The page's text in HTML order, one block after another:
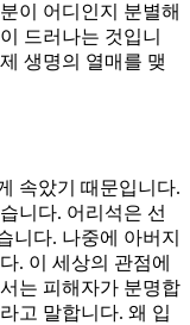
이 어디인지 분별해
드러나는 것입니
생명의 열매를 맺
속았기 때문입니다.
니다. 어리석은 선
니다. 나중에 아버지
. 이 세상의 관점에
는 피해자가 분명합
고 말합니다. 왜 입